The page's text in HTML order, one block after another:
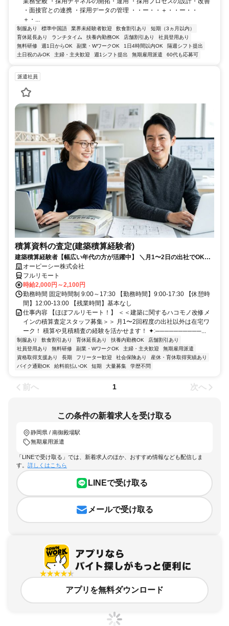
・面接官との連携 ・採用データの管理 ・・ー・・＋・・ー・・
＋・...
制服あり 標準中国語 業界未経験者歓迎 飲食割引あり
短期（3ヵ月以内）
育休延長あり
ランチタイム 扶養内勤務OK 店舗割引あり
社員登用あり
無料研修
週1日からOK 副業・WワークOK 1日4時間以内OK
隔週シフト提出
土日祝のみOK
主婦・主夫歓迎 週1シフト提出 無期雇用派遣 60代も応募可
派遣社員
積算資料の査定(建築積算経験者)
建築積算経験者【幅広い年代の方が活躍中】 ＼月1〜2日の出社でOK！
大手の安定環境で積算資料の査定業務／
オーピーシー株式会社
フルリモート
時給2,000円～2,100円
勤務時間 固定時間制 9:00～17:30 【勤務時間】9:00-17:30 【休憩時
間】12:00-13:00 【残業時間】基本なし
仕事内容 【ほぼフルリモート！】 ＜＜建築に関するハコモノ改修メ
インの積算査定スタッフ募集＞＞ 月1〜2回程度の出社以外は在宅ワ
ーク！ 積算や見積精査の経験を活かせます！ ✦ː──────────...
制服あり 飲食割引あり 育休延長あり 扶養内勤務OK
店舗割引あり
社員登用あり
無料研修 副業・WワークOK 主婦・主夫歓迎
無期雇用派遣
資格取得支援あり
長期 フリーター歓迎 社会保険あり
産休・育休取得実績あり
バイク通勤OK
給料前払いOK 短期 大量募集 学歴不問
前へ 1 次へ
この条件の新着求人を受け取る
静岡県 / 南御殿場駅
無期雇用派遣
「LINEで受け取る」では、新着求人のほか、おすすめ情報なども配信しま
す。 詳しくはこちら
LINEで受け取る
メールで受け取る
アプリを無料ダウンロード